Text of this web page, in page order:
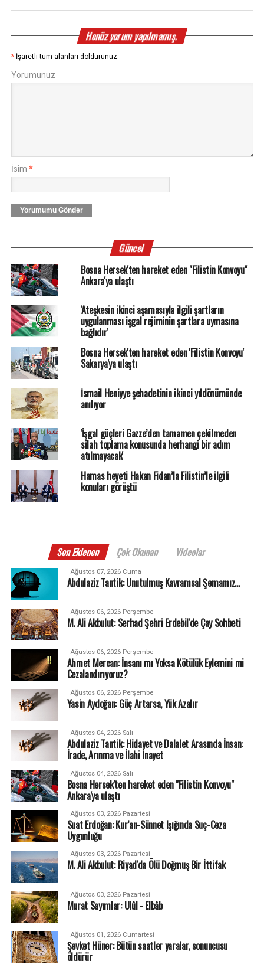
Henüz yorum yapılmamış.
* İşaretli tüm alanları doldurunuz.
Yorumunuz
İsim *
Yorumumu Gönder
Güncel
Bosna Hersek'ten hareket eden "Filistin Konvoyu"
Ankara'ya ulaştı
'Ateşkesin ikinci aşamasıyla ilgili şartların
uygulanması işgal rejiminin şartlara uymasına
bağlıdır'
Bosna Hersek'ten hareket eden 'Filistin Konvoyu'
Sakarya'ya ulaştı
İsmail Heniyye şehadetinin ikinci yıldönümünde
anılıyor
'İşgal güçleri Gazze’den tamamen çekilmeden
silah toplama konusunda herhangi bir adım
atılmayacak'
Hamas heyeti Hakan Fidan’la Filistin’le ilgili
konuları görüştü
Son Eklenen Çok Okunan Videolar
Ağustos 07, 2026 Cuma
Abdulaziz Tantik: Unutulmuş Kavramsal Şemamız…
Ağustos 06, 2026 Perşembe
M. Ali Akbulut: Serhad Şehri Erdebil'de Çay Sohbeti
Ağustos 06, 2026 Perşembe
Ahmet Mercan: İnsanı mı Yoksa Kötülük Eylemini mi
Cezalandırıyoruz?
Ağustos 06, 2026 Perşembe
Yasin Aydoğan: Güç Artarsa, Yük Azalır
Ağustos 04, 2026 Salı
Abdulaziz Tantik: Hidayet ve Dalalet Arasında İnsan:
İrade, Arınma ve İlahi İnayet
Ağustos 04, 2026 Salı
Bosna Hersek'ten hareket eden "Filistin Konvoyu"
Ankara'ya ulaştı
Ağustos 03, 2026 Pazartesi
Suat Erdoğan: Kur’an-Sünnet Işığında Suç-Ceza
Uygunluğu
Ağustos 03, 2026 Pazartesi
M. Ali Akbulut: Riyad'da Ölü Doğmuş Bir İttifak
Ağustos 03, 2026 Pazartesi
Murat Sayımlar: Ulûl - Elbâb
Ağustos 01, 2026 Cumartesi
Şevket Hüner: Bütün saatler yaralar, sonuncusu
öldürür